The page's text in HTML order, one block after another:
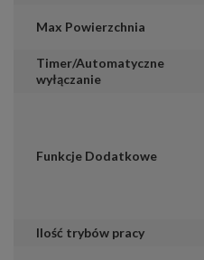
Max Powierzchnia
Timer/Automatyczne
wyłączanie
Funkcje Dodatkowe
Ilość trybów pracy